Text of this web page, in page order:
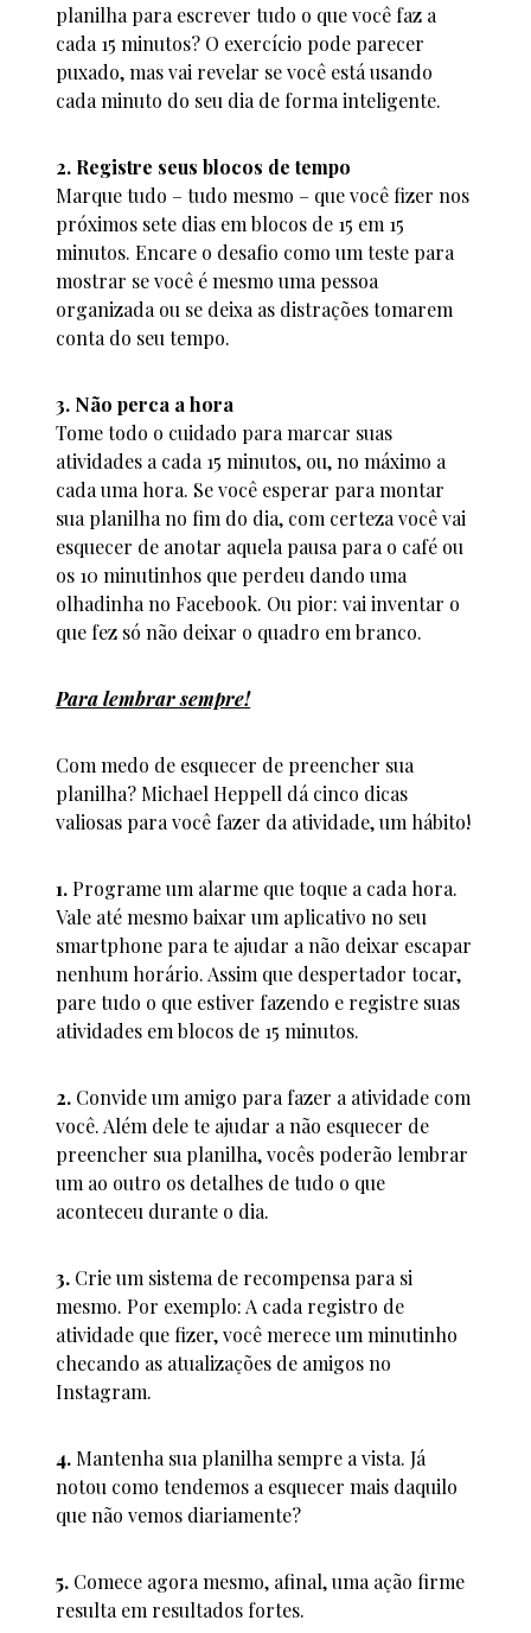
planilha para escrever tudo o que você faz a
cada 15 minutos? O exercício pode parecer
puxado, mas vai revelar se você está usando
cada minuto do seu dia de forma inteligente.
2. Registre seus blocos de tempo
Marque tudo – tudo mesmo – que você fizer nos
próximos sete dias em blocos de 15 em 15
minutos. Encare o desafio como um teste para
mostrar se você é mesmo uma pessoa
organizada ou se deixa as distrações tomarem
conta do seu tempo.
3. Não perca a hora
Tome todo o cuidado para marcar suas
atividades a cada 15 minutos, ou, no máximo a
cada uma hora. Se você esperar para montar
sua planilha no fim do dia, com certeza você vai
esquecer de anotar aquela pausa para o café ou
os 10 minutinhos que perdeu dando uma
olhadinha no Facebook. Ou pior: vai inventar o
que fez só não deixar o quadro em branco.
Para lembrar sempre!
Com medo de esquecer de preencher sua
planilha? Michael Heppell dá cinco dicas
valiosas para você fazer da atividade, um hábito!
1. Programe um alarme que toque a cada hora.
Vale até mesmo baixar um aplicativo no seu
smartphone para te ajudar a não deixar escapar
nenhum horário. Assim que despertador tocar,
pare tudo o que estiver fazendo e registre suas
atividades em blocos de 15 minutos.
2. Convide um amigo para fazer a atividade com
você. Além dele te ajudar a não esquecer de
preencher sua planilha, vocês poderão lembrar
um ao outro os detalhes de tudo o que
aconteceu durante o dia.
3. Crie um sistema de recompensa para si
mesmo. Por exemplo: A cada registro de
atividade que fizer, você merece um minutinho
checando as atualizações de amigos no
Instagram.
4. Mantenha sua planilha sempre a vista. Já
notou como tendemos a esquecer mais daquilo
que não vemos diariamente?
5. Comece agora mesmo, afinal, uma ação firme
resulta em resultados fortes.